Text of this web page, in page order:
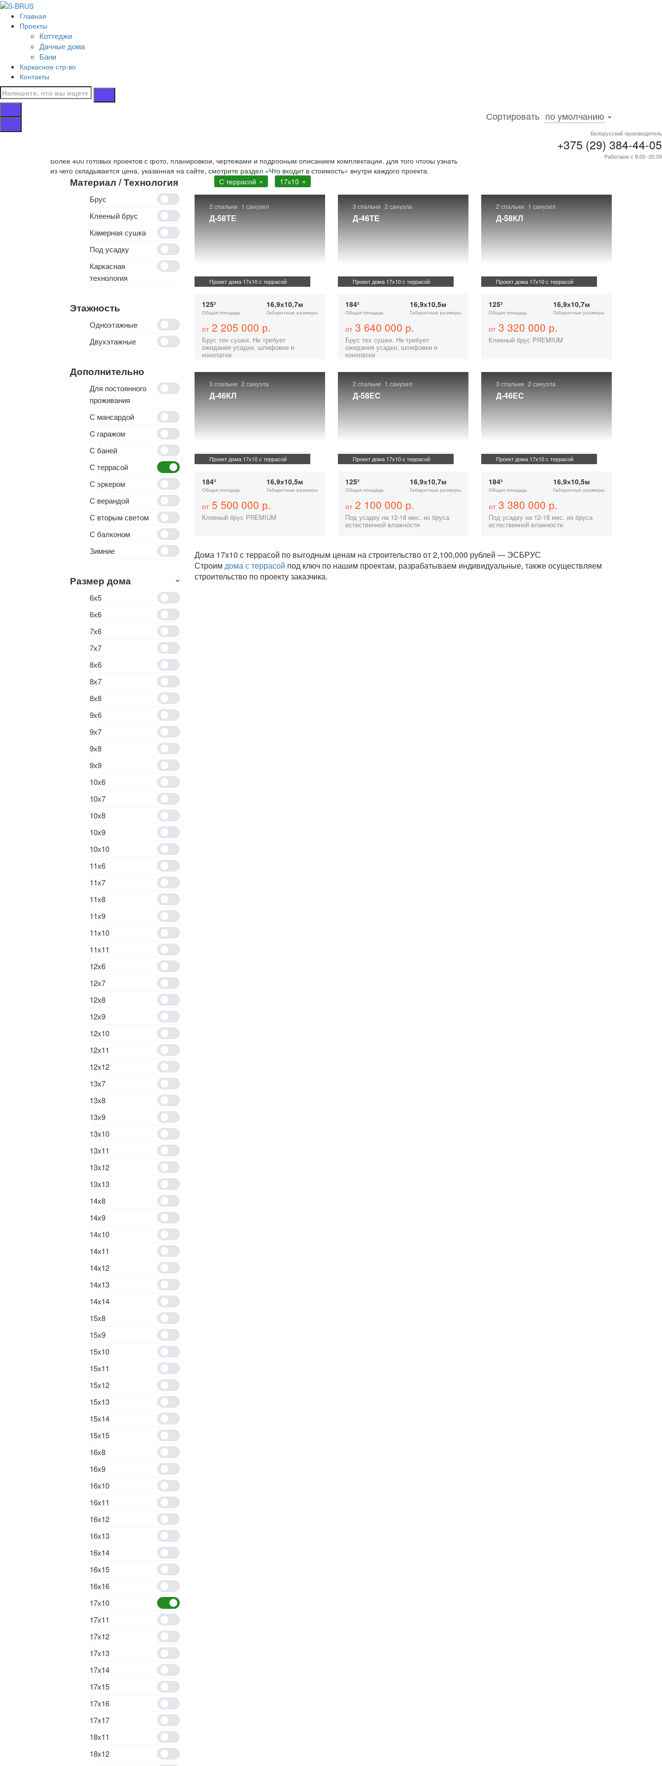
Перейти к контенту
Главная
Проекты
Коттеджи
Дачные дома
Бани
Каркасное стр-во
Контакты
Белорусский производитель
+375 (29) 384-44-05
Работаем с 9.00 -20.00
Коттеджи
/
С террасой
/
Сортировать по умолчанию
Более 400 готовых проектов с фото, планировкой, чертежами и подробным описанием комплектации. Для того чтобы узнать
из чего складывается цена, указанная на сайте, смотрите раздел «Что входит в стоимость» внутри каждого проекта.
Материал / Технология
Брус
Клееный брус
Камерная сушка
Под усадку
Каркасная
технология
Этажность
Одноэтажные
Двухэтажные
Дополнительно
Для постоянного
проживания
С мансардой
C гаражом
С баней
С террасой
С эркером
С верандой
С вторым светом
С балконом
Зимние
Размер дома
6х5
6х6
7х6
7х7
8х6
8х7
8х8
9x6
9х7
9х8
9х9
10х6
10х7
10х8
10х9
10х10
11х6
11х7
11х8
11х9
11х10
11х11
12х6
12х7
12х8
12х9
12х10
12х11
12х12
13х7
13х8
13х9
13х10
13х11
13х12
13х13
14х8
14х9
14х10
14х11
14х12
14х13
14х14
15х8
15х9
15х10
15х11
15х12
15х13
15х14
15х15
16х8
16х9
16х10
16х11
16х12
16х13
16х14
16х15
16х16
17х10
17х11
17х12
17х13
17х14
17х15
17х16
17х17
18х11
18х12
С террасой 17х10
2 спальни 1 санузел
Д-58ТЕ
Проект дома 17х10 с террасой
125²
Общая площадь
16,9х10,7м
Габаритные размеры
от2 205 000 р.
Брус тех сушки. Не требует
ожидания усадки, шлифовки и
конопатки
3 спальни 2 санузла
Д-46ТЕ
Проект дома 17х10 с террасой
184²
Общая площадь
16,9х10,5м
Габаритные размеры
от3 640 000 р.
Брус тех сушки. Не требует
ожидания усадки, шлифовки и
конопатки
2 спальни 1 санузел
Д-58КЛ
Проект дома 17х10 с террасой
125²
Общая площадь
16,9х10,7м
Габаритные размеры
от3 320 000 р.
Клееный брус PREMIUM
3 спальни 2 санузла
Д-46КЛ
Проект дома 17х10 с террасой
184²
Общая площадь
16,9х10,5м
Габаритные размеры
от5 500 000 р.
Клееный брус PREMIUM
2 спальни 1 санузел
Д-58ЕС
Проект дома 17х10 с террасой
125²
Общая площадь
16,9х10,7м
Габаритные размеры
от2 100 000 р.
Под усадку на 12-18 мес. из бруса
естественной влажности
3 спальни 2 санузла
Д-46ЕС
Проект дома 17х10 с террасой
184²
Общая площадь
16,9х10,5м
Габаритные размеры
от3 380 000 р.
Под усадку на 12-18 мес. из бруса
естественной влажности
Дома 17х10 с террасой по выгодным ценам на строительство от 2,100,000 рублей — ЭСБРУС
Строим дома с террасой под ключ по нашим проектам, разрабатываем индивидуальные, также осуществляем
строительство по проекту заказчика.